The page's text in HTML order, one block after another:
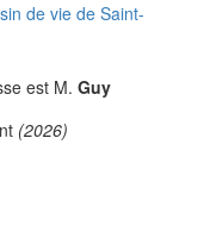
de vie de Saint-
est M. Guy
(2026)